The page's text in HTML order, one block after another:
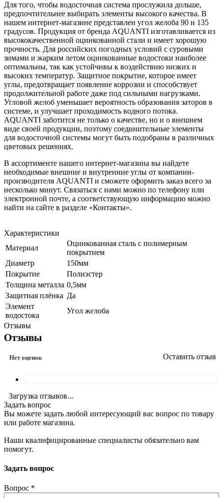
Для того, чтобы водосточная система прослужила дольше,
предпочтительнее выбирать элементы высокого качества. В
нашем интернет-магазине представлен угол желоба 90 и 135
градусов. Продукция от бренда AQUANTI изготавливается из
высококачественной оцинкованной стали и имеет хорошую
прочность. Для российских погодных условий с суровыми
зимами и жарким летом оцинкованные водостоки наиболее
оптимальны, так как устойчивы к воздействию низких и
высоких температур. Защитное покрытие, которое имеет
углы, предотвращает появление коррозии и способствует
продолжительной работе даже под сильными нагрузками.
Угловой желоб уменьшает вероятность образования заторов в
системе, и улучшает проходимость водного потока.
AQUANTI заботится не только о качестве, но и о внешнем
виде своей продукции, поэтому соединительные элементы
для водосточной системы могут быть подобраны в различных
цветовых решениях.
В ассортименте нашего интернет-магазина вы найдете
необходимые внешние и внутренние углы от компании-
производителя AQUANTI и сможете оформить заказ всего за
несколько минут. Связаться с нами можно по телефону или
электронной почте, а соответствующую информацию можно
найти на сайте в разделе «Контакты».
Характеристики
Материал
Оцинкованная сталь с полимерным
покрытием
Диаметр
150мм
Покрытие
Полиэстер
Толщина металла 0,5мм
Защитная плёнка Да
Элемент
водостока
Угол желоба
Отзывы
Отзывы
Нет оценок Оставить отзыв
Загрузка отзывов...
Задать вопрос
Вы можете задать любой интересующий вас вопрос по товару
или работе магазина.
Наши квалифицированные специалисты обязательно вам
помогут.
Задать вопрос
Вопрос *